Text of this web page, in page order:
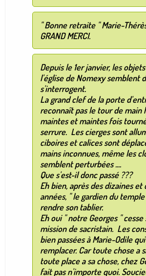
" Bonne retraite " Marie-
GRAND MERCI.
Depuis le 1er janvier, les
l'église de Nomexy semblent
s'interrogent.
La grand clef de la porte
reconnaît pas le tour de main
maintes et maintes fois
serrure. Les cierges sont
ciboires et calices sont
mains inconnues, même les
semblent perturbées ....
Que s'est-il donc passé ???
Eh bien, après des dizaines et
années, " le gardien du
rendre son tablier.
Eh oui " notre Georges "
mission de sacristain. Les
bien passées à Marie-Odile
remplacer. Car toute chose a
toute place a sa chose, chez
fait pas n'importe quoi.